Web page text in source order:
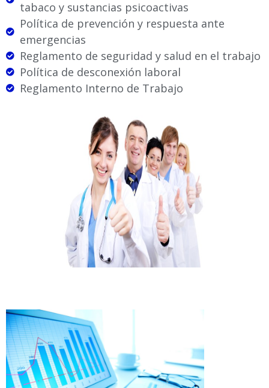
tabaco y sustancias psicoactivas
Política de prevención y respuesta ante
emergencias
Reglamento de seguridad y salud en el trabajo
Política de desconexión laboral
Reglamento Interno de Trabajo